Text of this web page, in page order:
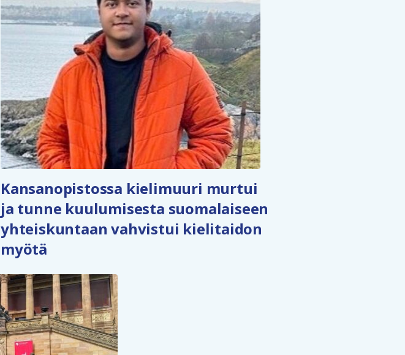
Kansanopistossa kielimuuri murtui
ja tunne kuulumisesta suomalaiseen
yhteiskuntaan vahvistui kielitaidon
myötä